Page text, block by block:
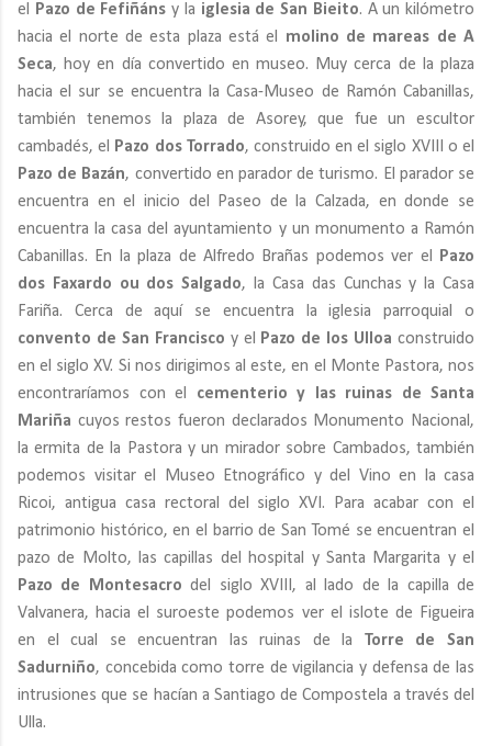
el
Pazo de Fefiñáns y la iglesia de San Bieito. A un kilómetro
hacia el norte de esta plaza está el molino de mareas de A
Seca, hoy en día convertido en museo. Muy cerca de la plaza
hacia el sur se encuentra la Casa-Museo de Ramón Cabanillas,
también tenemos la plaza de Asorey, que fue un escultor
cambadés, el
Pazo dos Torrado, construido en el siglo XVIII o el
Pazo de Bazán, convertido en parador de turismo. El parador se
encuentra en el inicio del Paseo de la Calzada, en donde se
encuentra la casa del ayuntamiento y un monumento a Ramón
Cabanillas. En la plaza de Alfredo Brañas podemos ver el
Pazo
dos Faxardo ou dos Salgado, la Casa das Cunchas y la Casa
Fariña. Cerca de aquí se encuentra la iglesia parroquial o
convento de San Francisco y el Pazo de los Ulloa construido
en el siglo XV. Si nos dirigimos al este, en el Monte Pastora, nos
encontraríamos con el cementerio y las ruinas de Santa
Mariña cuyos restos fueron declarados Monumento Nacional,
la ermita de la Pastora y un mirador sobre Cambados, también
podemos visitar el Museo Etnográfico y del Vino en la casa
Ricoi, antigua casa rectoral del siglo XVI. Para acabar con el
patrimonio histórico, en el barrio de San Tomé se encuentran el
pazo de Molto, las capillas del hospital y Santa Margarita y el
Pazo de Montesacro del siglo XVIII, al lado de la capilla de
Valvanera, hacia el suroeste podemos ver el islote de Figueira
en el cual se encuentran las ruinas de la Torre de San
Sadurniño, concebida como torre de vigilancia y defensa de las
intrusiones que se hacían a Santiago de Compostela a través del
Ulla.